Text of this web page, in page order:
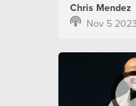
Chris Mendez
Nov 5 2023